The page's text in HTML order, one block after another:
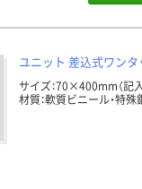
ユニット 差込式ワン
サイズ：70×400mm（記
材質：軟質ビニール・特殊